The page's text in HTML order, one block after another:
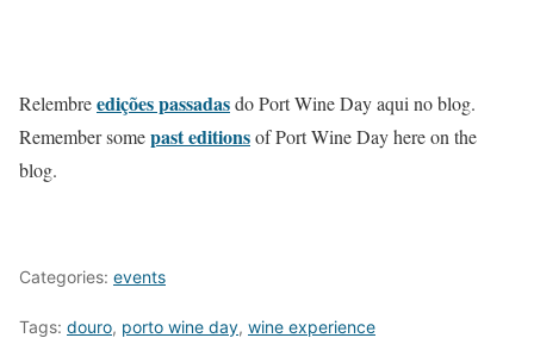
Relembreedições passadasdo Port Wine Day aqui no blog.
Remember somepast editionsof Port Wine Day here on the
blog.
Categories: events
Tags: douro, porto wine day, wine experience